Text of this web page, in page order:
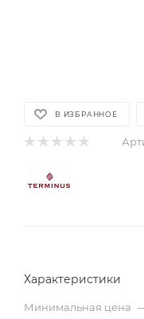
В ИЗБРАННОЕ
Характеристики
Минимальная цена